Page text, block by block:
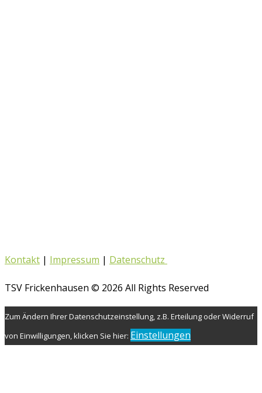
Kontakt | Impressum | Datenschutz
TSV Frickenhausen © 2026 All Rights Reserved
Zum Ändern Ihrer Datenschutzeinstellung, z.B. Erteilung oder Widerruf
von Einwilligungen, klicken Sie hier: Einstellungen